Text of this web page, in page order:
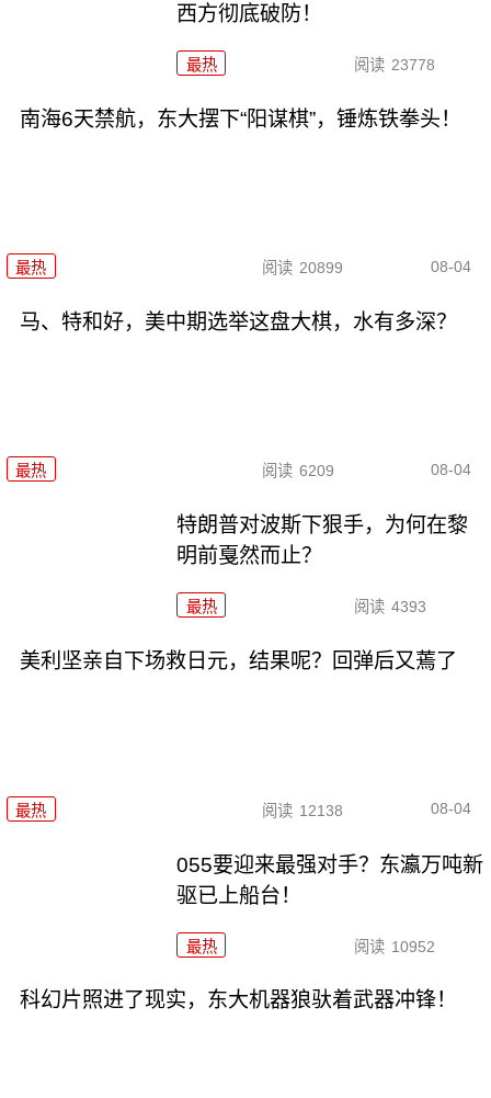
西方彻底破防！
最热 阅读 23778
南海6天禁航，东大摆下“阳谋棋”，锤炼铁拳头！
最热 阅读 20899 08-04
马、特和好，美中期选举这盘大棋，水有多深？
最热 阅读 6209 08-04
特朗普对波斯下狠手，为何在黎
明前戛然而止？
最热 阅读 4393
美利坚亲自下场救日元，结果呢？回弹后又蔫了
最热 阅读 12138 08-04
055要迎来最强对手？东瀛万吨新
驱已上船台！
最热 阅读 10952
科幻片照进了现实，东大机器狼驮着武器冲锋！